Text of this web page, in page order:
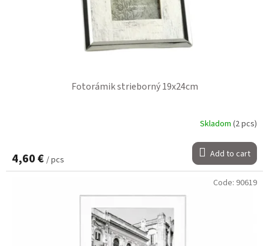
Fotorámik strieborný 19x24cm
Skladom (2 pcs)
4,60 € / pcs Add to cart
Code: 90619